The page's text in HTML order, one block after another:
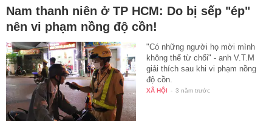
Nam thanh niên ở TP HCM: Do bị sếp "ép"
nên vi phạm nồng độ cồn!
"Có những người họ mời mình
không thể từ chối" - anh V.T.M
giải thích sau khi vi phạm nồng
độ cồn.
XÃ HỘI - 3 năm trước